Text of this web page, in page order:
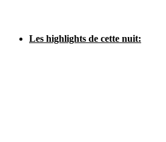
Les highlights de cette nuit: